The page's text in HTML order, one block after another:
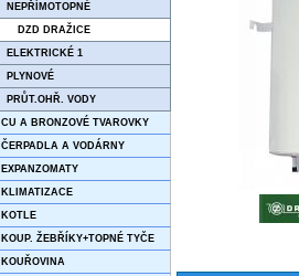
NEPŘÍMOTOPNÉ
DZD DRAŽICE
ELEKTRICKÉ 1
PLYNOVÉ
PRŮT.OHŘ. VODY
CU A BRONZOVÉ TVAROVKY
ČERPADLA A VODÁRNY
EXPANZOMATY
KLIMATIZACE
KOTLE
KOUP. ŽEBŘÍKY+TOPNÉ TYČE
KOUŘOVINA